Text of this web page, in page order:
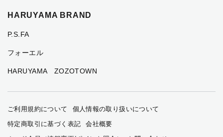
HARUYAMA BRAND
P.S.FA
フォーエル
HARUYAMA ZOZOTOWN
ご利用規約について
個人情報の取り扱いについて
特定商取引に基づく表記
会社概要